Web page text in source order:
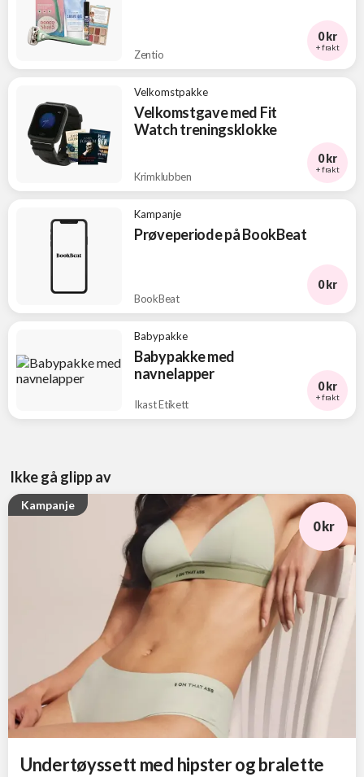
Zentio
0 kr
+ frakt
Velkomstpakke
Velkomstgave med Fit
Watch treningsklokke
Krimklubben
0 kr
+ frakt
Kampanje
Prøveperiode på BookBeat
BookBeat
0 kr
Babypakke
Babypakke med
navnelapper
Ikast Etikett
0 kr
+ frakt
Ikke gå glipp av
Kampanje
Undertøyssett med hipster og bralette
0 kr